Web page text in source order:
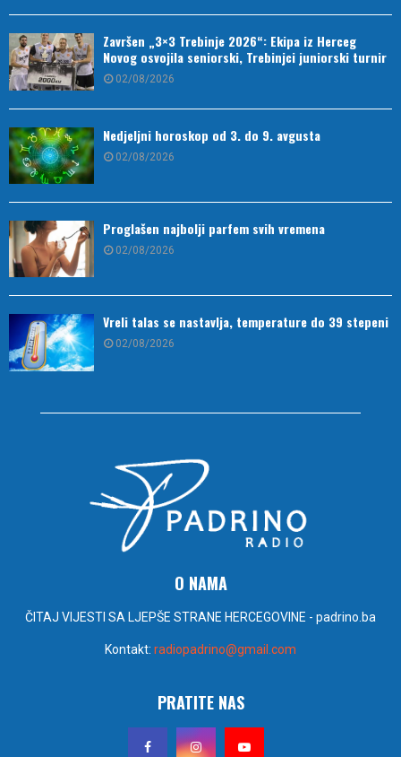
Završen „3×3 Trebinje 2026“: Ekipa iz Herceg
Novog osvojila seniorski, Trebinjci juniorski turnir
02/08/2026
Nedjeljni horoskop od 3. do 9. avgusta
02/08/2026
Proglašen najbolji parfem svih vremena
02/08/2026
Vreli talas se nastavlja, temperature do 39 stepeni
02/08/2026
O NAMA
ČITAJ VIJESTI SA LJEPŠE STRANE HERCEGOVINE - padrino.ba
Kontakt: radiopadrino@gmail.com
PRATITE NAS